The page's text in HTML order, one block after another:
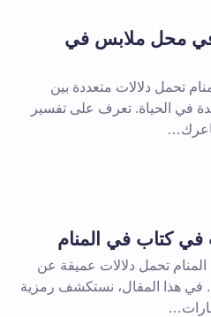
في محل ملابس في
تحمل دلالات متعددة بين
في الحياة. تعرف على تفسير
كتاب في المنام
تحمل دلالات عميقة عن
في هذا المقال، نستكشف رمزية